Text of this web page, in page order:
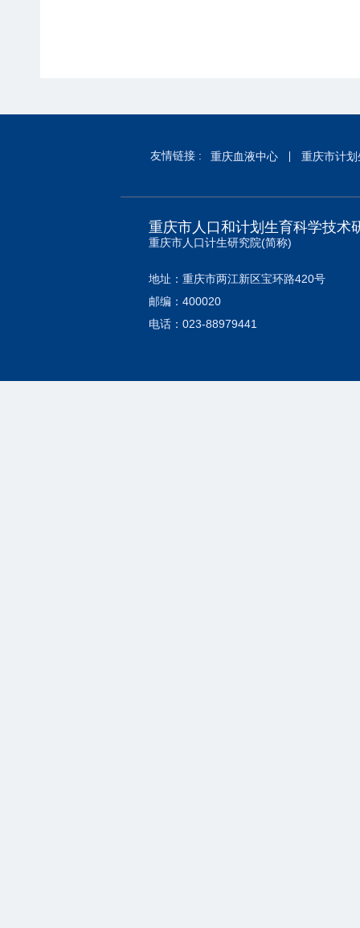
友情链接 : 重庆血液中心 重庆市计
重庆市人口和计划生育科学技术
重庆市人口计生研究院(简称)
地址：重庆市两江新区宝环路420号
邮编：400020
电话：023-88979441